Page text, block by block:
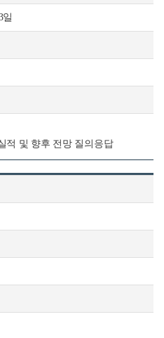
일
적 및 향후 전망 질의응답